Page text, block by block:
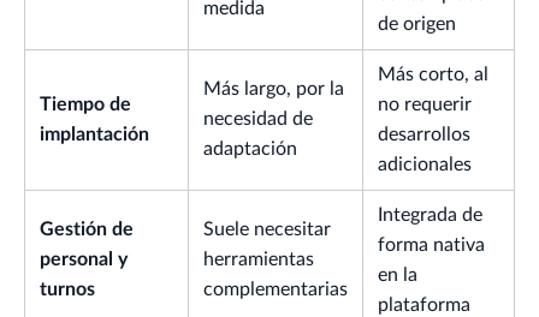
medida
de origen
Tiempo de
implantación
Más largo, por la
necesidad de
adaptación
Más corto, al
no requerir
desarrollos
adicionales
Gestión de
personal y
turnos
Suele necesitar
herramientas
complementarias
Integrada de
forma nativa
en la
plataforma